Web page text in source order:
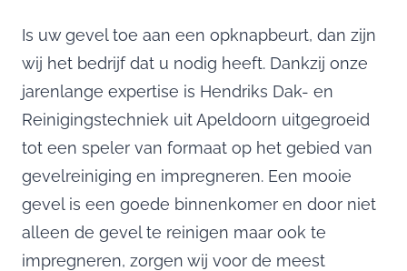
Is uw gevel toe aan een opknapbeurt, dan zijn
wij het bedrijf dat u nodig heeft. Dankzij onze
jarenlange expertise is Hendriks Dak- en
Reinigingstechniek uit Apeldoorn uitgegroeid
tot een speler van formaat op het gebied van
gevelreiniging en impregneren. Een mooie
gevel is een goede binnenkomer en door niet
alleen de gevel te reinigen maar ook te
impregneren, zorgen wij voor de meest